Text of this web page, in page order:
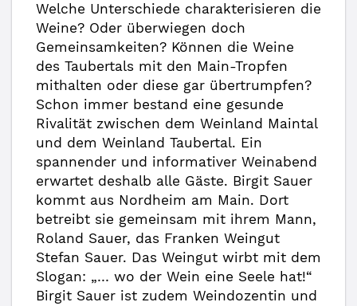
Welche Unterschiede charakterisieren die
Weine? Oder überwiegen doch
Gemeinsamkeiten? Können die Weine
des Taubertals mit den Main-Tropfen
mithalten oder diese gar übertrumpfen?
Schon immer bestand eine gesunde
Rivalität zwischen dem Weinland Maintal
und dem Weinland Taubertal. Ein
spannender und informativer Weinabend
erwartet deshalb alle Gäste. Birgit Sauer
kommt aus Nordheim am Main. Dort
betreibt sie gemeinsam mit ihrem Mann,
Roland Sauer, das Franken Weingut
Stefan Sauer. Das Weingut wirbt mit dem
Slogan: „… wo der Wein eine Seele hat!“
Birgit Sauer ist zudem Weindozentin und